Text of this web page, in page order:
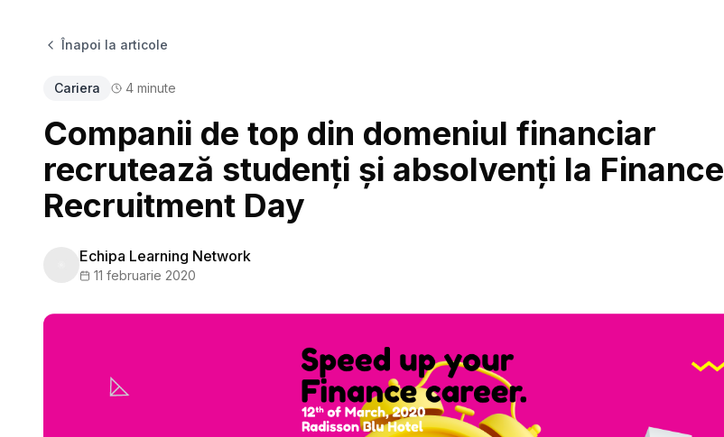
Înapoi la articole
Cariera 4 minute
Companii de top din domeniul financiar
recrutează studenți și absolvenți la Finance
Recruitment Day
Echipa Learning Network
11 februarie 2020